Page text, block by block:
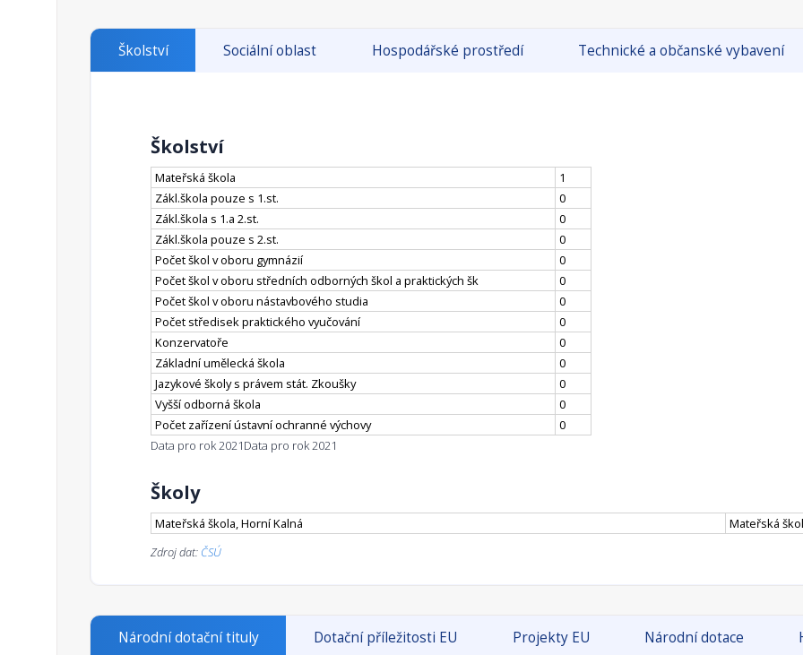
Školství Sociální oblast Hospodářské prostředí Technické a občanské vybavení
Školství
Mateřská škola
1
Zákl.škola pouze s 1.st.
0
Zákl.škola s 1.a 2.st.
0
Zákl.škola pouze s 2.st.
0
Počet škol v oboru gymnázií
0
Počet škol v oboru středních odborných škol a praktických šk
0
Počet škol v oboru nástavbového studia
0
Počet středisek praktického vyučování
0
Konzervatoře
0
Základní umělecká škola
0
Jazykové školy s právem stát. Zkoušky
0
Vyšší odborná škola
0
Počet zařízení ústavní ochranné výchovy
0
Data pro rok 2021Data pro rok 2021
Školy
Mateřská škola, Horní Kalná
Mateřská
Zdroj dat: ČSÚ
Národní dotační tituly Dotační příležitosti EU Projekty EU Národní dotace